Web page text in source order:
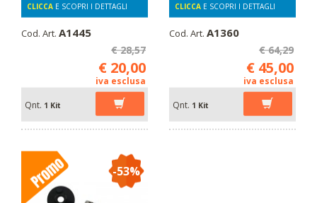
CLICCA E SCOPRI I DETTAGLI
Cod. Art. A1445
€ 28,57
€ 20,00
iva esclusa
Qnt. 1 Kit
CLICCA E SCOPRI I DETTAGLI
Cod. Art. A1360
€ 64,29
€ 45,00
iva esclusa
Qnt. 1 Kit
-53%